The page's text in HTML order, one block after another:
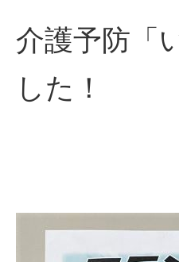
介護予防「
した！